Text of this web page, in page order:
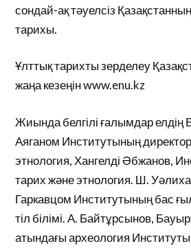
сондай-ақ тәуелсіз Қазақстанның
тарихы.
Ұлттық тарихты зерделеу
жаңа кезеңін www.enu.kz
Жиында белгілі ғалымдар елдің
Аяганом Институтының
этнология, Хангелді Әбжанов,
тарих және этнология. Ш.
Гаркавцом Институтының бас
тіл білімі. А. Байтұрсынов,
атындағы археология